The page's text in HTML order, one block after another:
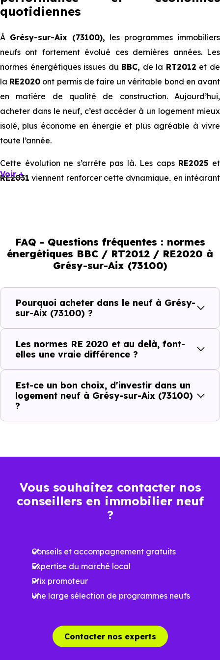
quotidiennes
À Grésy-sur-Aix (73100), les programmes immobiliers
neufs ont fortement évolué ces dernières années. Les
normes énergétiques issues du BBC, de la RT2012 et de
la RE2020 ont permis de faire un véritable bond en avant
en matière de qualité de construction. Aujourd’hui,
acheter dans le neuf, c’est accéder à un logement mieux
isolé, plus économe en énergie et plus agréable à vivre
toute l’année.
Cette évolution ne s’arrête pas là. Les caps RE2025 et
RE2031 viennent renforcer cette dynamique, en intégrant
immobilier, en valorisant les biens les plus performants.
En résumé :
Normes énergétiques de
l’immobilier neuf
Isolations thermiques
et phoniques
Économies
luminosité
…
Performances
réduit
Voir +
FAQ - Questions fréquentes : normes
énergétiques BBC / RT2012 / RE2020 à
Grésy-sur-Aix (73100)
Pourquoi acheter dans le neuf à Grésy-
sur-Aix (73100) ?
Les normes RE 2020 et au delà, font-
elles une vraie différence ?
Est-ce un bon choix, d'investir dans un
logement neuf à Grésy-sur-Aix (73100)
?
Vous souhaitez contacter nos
conseillers en immobilier neuf
?
Conseils et accompagnement gratuits
Expertise du marché local
Prix promoteur
Une large sélection de programmes neufs
Contacter nos experts